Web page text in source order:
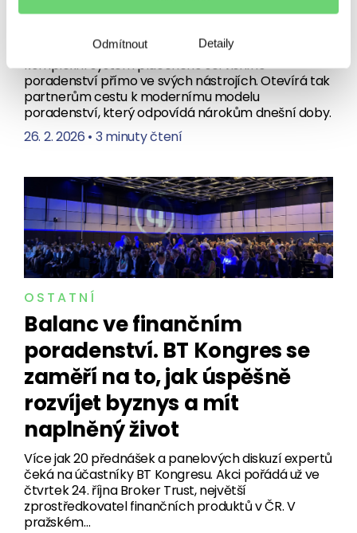
Detaily
Odmítnout
systémy s ADVALO
Broker Trust ve spolupráci s ADVALO spouští
komplexní systém placeného servisního
poradenství přímo ve svých nástrojích. Otevírá tak
partnerům cestu k modernímu modelu
poradenství, který odpovídá nárokům dnešní doby.
26. 2. 2026 • 3 minuty čtení
OSTATNÍ
Balanc ve finančním
poradenství. BT Kongres se
zaměří na to, jak úspěšně
rozvíjet byznys a mít
naplněný život
Více jak 20 přednášek a panelových diskuzí expertů
čeká na účastníky BT Kongresu. Akci pořádá už ve
čtvrtek 24. října Broker Trust, největší
zprostředkovatel finančních produktů v ČR. V
pražském…